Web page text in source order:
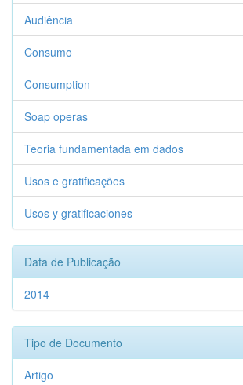
Audiência
Consumo
Consumption
Soap operas
Teoria fundamentada em dados
Usos e gratificações
Usos y gratificaciones
Data de Publicação
2014
Tipo de Documento
Artigo